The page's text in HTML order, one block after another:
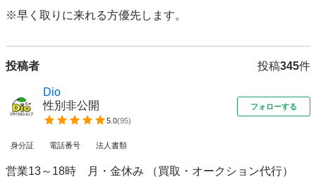
※早く取りに来れる方優先します。
投稿者 投稿345件
Dio
性別非公開
5.0(95)
フォローする
身分証 電話番号 法人書類
営業13～18時 月・金休み （買取・オークション代行）